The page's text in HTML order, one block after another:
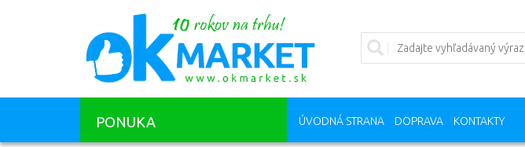
PONUKA ÚVODNÁ STRANA DOPRAVA KONTAKTY